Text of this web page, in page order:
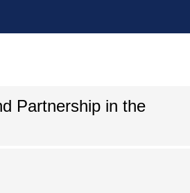
Partnership in the